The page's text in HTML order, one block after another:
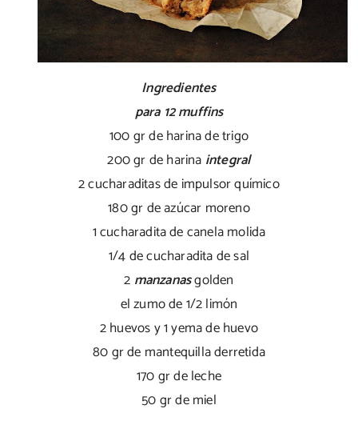
Ingredientes
para 12 muffins
100 gr de harina de trigo
200 gr de harina integral
2 cucharaditas de impulsor químico
180 gr de azúcar moreno
1 cucharadita de canela molida
1/4 de cucharadita de sal
2 manzanasgolden
el zumo de 1/2 limón
2 huevos y 1 yema de huevo
80 gr de mantequilla derretida
170 gr de leche
50 gr de miel